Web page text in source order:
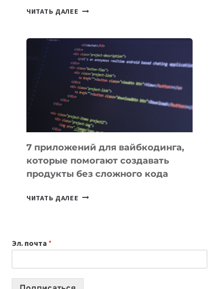
ЧИТАТЬ ДАЛЕЕ ТАСК-
ПОЛЕЗНЫХ
ИНСТРУМЕНТОВ
ДЛЯ
РАБОТЫ
7 приложений для вайбкодинга,
которые помогают создавать
продукты без сложного кода
ЧИТАТЬ ДАЛЕЕ
СОЗДАВАТЬ
ПРОДУКТЫ
Эл. почта *